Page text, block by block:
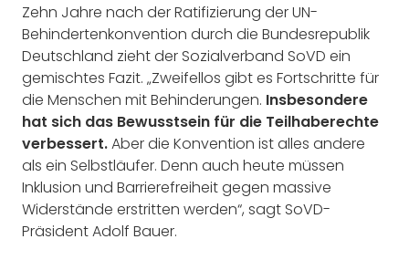
Zehn Jahre nach der Ratifizierung der UN-
Behindertenkonvention durch die Bundesrepublik
Deutschland zieht der Sozialverband SoVD ein
gemischtes Fazit. „Zweifellos gibt es Fortschritte für
die Menschen mit Behinderungen. Insbesondere
hat sich das Bewusstsein für die Teilhaberechte
verbessert.Aber die Konvention ist alles andere
als ein Selbstläufer. Denn auch heute müssen
Inklusion und Barrierefreiheit gegen massive
Widerstände erstritten werden“, sagt SoVD-
Präsident Adolf Bauer.